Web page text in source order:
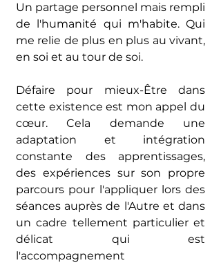
Un partage personnel mais rempli
de l'humanité qui m'habite. Qui
me relie de plus en plus au vivant,
en soi et au tour de soi.
Défaire pour mieux-Être dans
cette existence est mon appel du
cœur. Cela demande une
adaptation et intégration
constante des apprentissages,
des expériences sur son propre
parcours pour l'appliquer lors des
séances auprès de l'Autre et dans
un cadre tellement particulier et
délicat qui est
l'accompagnement